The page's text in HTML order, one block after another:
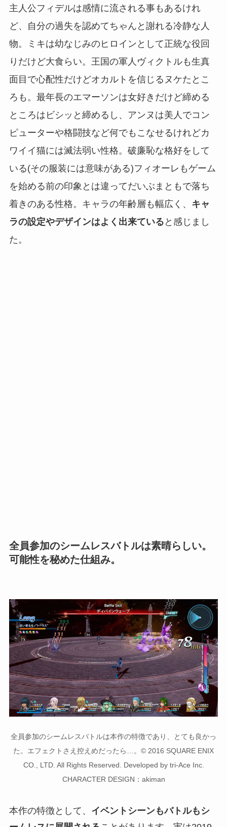
主人公フィデルは感情に流される事もあるけれ
ど、自分の過失を認めてちゃんと謝れる冷静な人
物。ミキは幼なじみのヒロインとして正統な役回
りだけど大食らい。王国の軍人ヴィクトルも生真
面目で心配性だけどオカルトを信じるヌケたとこ
ろも。最年長のエマーソンは女好きだけど締める
ところはビシッと締めるし、アンヌは美人でコン
ピューターや格闘技など何でもこなせるけれどカ
ワイイ猫には滅法弱い性格。破廉恥な格好をして
いる(その服装には意味がある)フィオーレもゲーム
を始める前の印象とは違ってだいぶまともで落ち
着きのある性格。キャラの年齢層も幅広く、 キャ
ラの設定やデザインはよく出来ている と感じまし
た。
全員参加のシームレスバトルは素晴らしい。
可能性を秘めた仕組み。
全員参加のシームレスバトルは本作の特徴であり、とても良かっ
た。エフェクトさえ控えめだったら…。© 2016 SQUARE ENIX
CO., LTD. All Rights Reserved. Developed by tri-Ace Inc.
CHARACTER DESIGN：akiman
本作の特徴として、 イベントシーンもバトルもシ